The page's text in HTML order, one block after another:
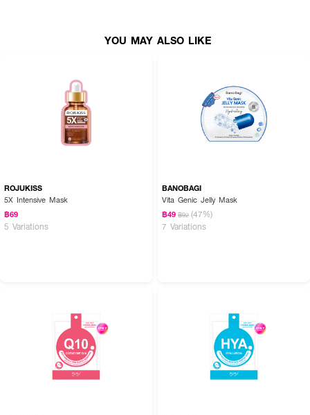
• ฟื้นฟูผิวหมองคล้ำ สีผิวไม่สม่ำเสมอ
• ปริมาณ 25 กรัม
• หลังทำความสะอาดผิวหน้าให้ฉีกซองมาสก์และดึงแผ่นพลาสติกออก วางแผ่นมา
สก์ทาบลงบนผิวหน้า ปรับให้พอดีและไล่ฟองอากาศออก
• ดึงแผ่นมาสก์ออกแล้วใช้ปลายนิ้วนวดเซรั่มเบาๆ ลงบนผิวหน้าโดยไม่ต้องล้าง
ออก
• แนะนำให้ใช้สัปดาห์ละ 2-3 ครั้งอย่างต่อเนื่องเพื่อผลลัพธ์ที่ดี สามารถใช้ก่อน
นอนเพื่อฟื้นฟูผิวยามค่ำคืนหรือก่อนแต่งหน้าเพื่อให้รองพื้นติดทนนานขึ้น
YOU MAY ALSO LIKE
ROJUKISS
5X Intensive Mask
฿69
5 Variations
BANOBAGI
Vita Genic Jelly Mask
฿49 ฿92 (47%)
7 Variations